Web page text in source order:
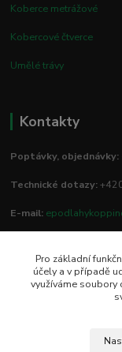
Koberce metrážové
Kobercové čtverce
Umělé trávy
Kontakty
Poptávky,
Technické dotazy:
E-mail:
Prodejna/vzorkovna:
Studio Podlah
Mírové náměstí 16/15
Pro základní
účely a v případě
využíváme soubory